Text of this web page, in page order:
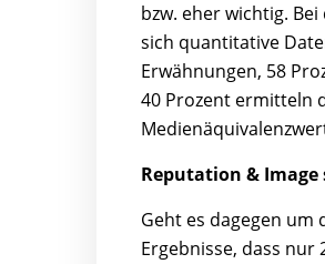
bzw. eher wichtig.
sich quantitative
Erwähnungen, 58
40 Prozent ermitteln
Reputation &
Geht es dagegen um
Ergebnisse, dass